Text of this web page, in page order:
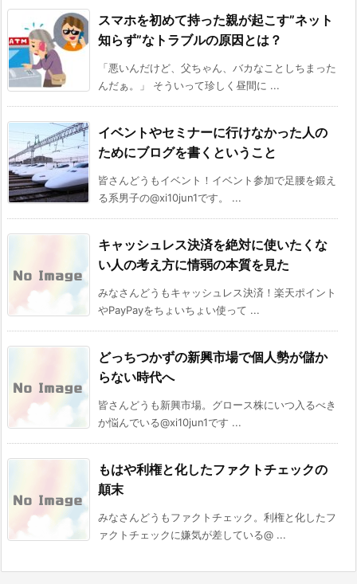
スマホを初めて持った親が起こす”ネット
知らず”なトラブルの原因とは？
「悪いんだけど、父ちゃん、バカなことしちまった
んだぁ。」 そういって珍しく昼間に ...
イベントやセミナーに行けなかった人の
ためにブログを書くということ
皆さんどうもイベント！イベント参加で足腰を鍛え
る系男子の@xi10jun1です。 ...
キャッシュレス決済を絶対に使いたくな
い人の考え方に情弱の本質を見た
みなさんどうもキャッシュレス決済！楽天ポイント
やPayPayをちょいちょい使って ...
どっちつかずの新興市場で個人勢が儲か
らない時代へ
皆さんどうも新興市場。グロース株にいつ入るべき
か悩んでいる@xi10jun1です ...
もはや利権と化したファクトチェックの
顛末
みなさんどうもファクトチェック。利権と化したフ
ァクトチェックに嫌気が差している@ ...